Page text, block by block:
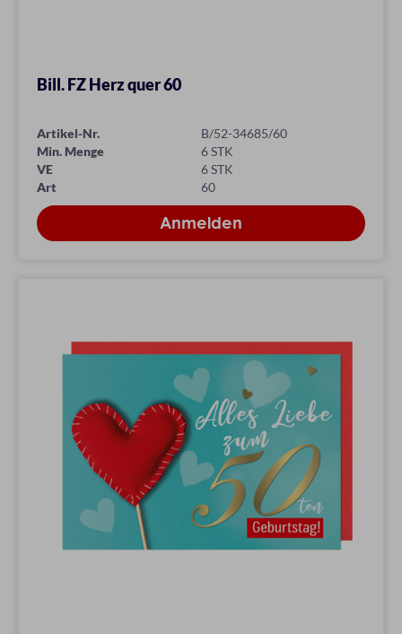
Bill. FZ Herz quer 60
Artikel-Nr.
B/52-34685/60
Min. Menge
6 STK
VE
6 STK
Art
60